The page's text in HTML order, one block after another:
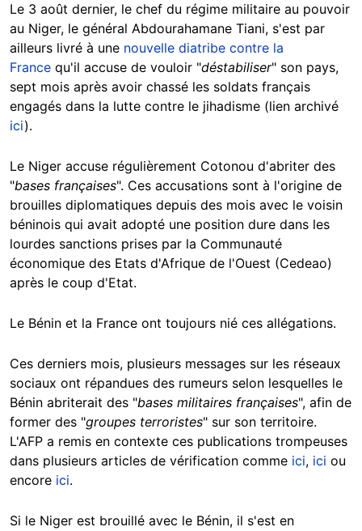
Le 3 août dernier, le chef du régime militaire au pouvoir
au Niger, le général Abdourahamane Tiani, s'est par
ailleurs livré à une nouvelle diatribe contre la
France qu'il accuse de vouloir "déstabiliser" son pays,
sept mois après avoir chassé les soldats français
engagés dans la lutte contre le jihadisme (lien archivé
ici).
Le Niger accuse régulièrement Cotonou d'abriter des
"bases françaises". Ces accusations sont à l'origine de
brouilles diplomatiques depuis des mois avec le voisin
béninois qui avait adopté une position dure dans les
lourdes sanctions prises par la Communauté
économique des Etats d'Afrique de l'Ouest (Cedeao)
après le coup d'Etat.
Le Bénin et la France ont toujours nié ces allégations.
Ces derniers mois, plusieurs messages sur les réseaux
sociaux ont répandues des rumeurs selon lesquelles le
Bénin abriterait des "bases militaires françaises", afin de
former des "groupes terroristes" sur son territoire.
L'AFP a remis en contexte ces publications trompeuses
dans plusieurs articles de vérification comme ici, ici ou
encore ici.
Si le Niger est brouillé avec le Bénin, il s'est en